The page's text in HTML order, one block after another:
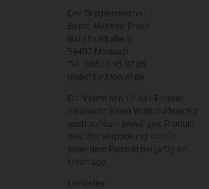
Der Taschenmacher
Bernd Manfred Brück
Bahnhofstraße 5
54497 Morbach
Tel.: 06533 95 97 85
bmb@bmbforum.de
Du findest den für das Produkt
verantwortlichen Wirtschaftsakteur
auch auf dem jeweiligen Produkt
bzw. der Verpackung oder in
einer dem Produkt beigefügten
Unterlage.
Hersteller: